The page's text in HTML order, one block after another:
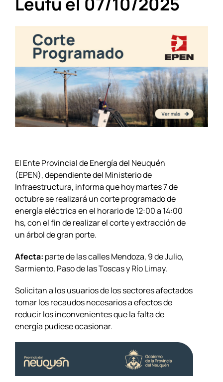
El Ente Provincial de Energía del Neuquén
(EPEN), dependiente del Ministerio de
Infraestructura, informa que hoy martes 7 de
octubre se realizará un corte programado de
energía eléctrica en el horario de 12:00 a 14:00
hs, con el fin de realizar el corte y extracción de
un árbol de gran porte.
Afecta: parte de las calles Mendoza, 9 de Julio,
Sarmiento, Paso de las Toscas y Río Limay.
Solicitan a los usuarios de los sectores afectados
tomar los recaudos necesarios a efectos de
reducir los inconvenientes que la falta de
energía pudiese ocasionar.